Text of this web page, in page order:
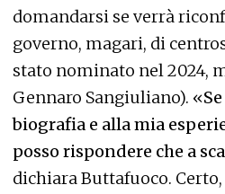
domandarsi se verrà
governo, magari, di
stato nominato nel 2024,
Gennaro Sangiuliano). «
biografia e alla mia
posso rispondere che a
dichiara Buttafuoco.